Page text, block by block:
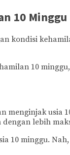
10 Minggu
kondisi
10
lebih
10 minggu.